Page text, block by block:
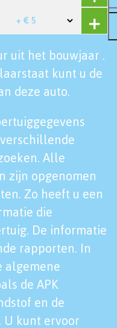
+ € 5
uit het bouwjaar .
kunt u de
deze auto.
Alle
zijn opgenomen
Zo heeft u een
die
De informatie
rapporten. In
algemene
de APK
en de
U kunt ervoor